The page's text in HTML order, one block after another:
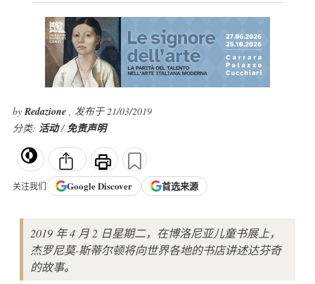
byRedazione , 发布于 21/03/2019
分类: 活动/免责声明
关注我们 GoogleDiscover 首选来源
2019 年 4 月 2 日星期二，在博洛尼亚儿童书展上，
杰罗尼莫-斯蒂尔顿将向世界各地的书店讲述达芬奇
的故事。